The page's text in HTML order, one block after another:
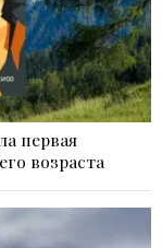
первая
возраста